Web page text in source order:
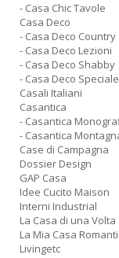
- Casa Chic Tavole
Casa Deco
- Casa Deco Country
- Casa Deco Lezioni
- Casa Deco Shabby
- Casa Deco Speciale
Casali Italiani
Casantica
- Casantica
- Casantica
Case di Campagna
Dossier Design
GAP Casa
Idee Cucito Maison
Interni Industrial
La Casa di una Volta
La Mia Casa
Livingetc